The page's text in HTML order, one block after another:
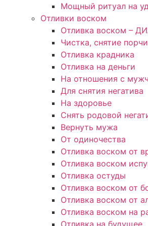
Мощный ритуал на
Отливки воском
Отливка воском –
Чистка, снятие
Отливка крадника
Отливка на деньги
На отношения с
Для снятия негатива
На здоровье
Снять родовой
Вернуть мужа
От одиночества
Отливка воском от
Отливка воском
Отливка остуды
Отливка воском от
Отливка воском от
Отливка воском на
Отливка на будущее